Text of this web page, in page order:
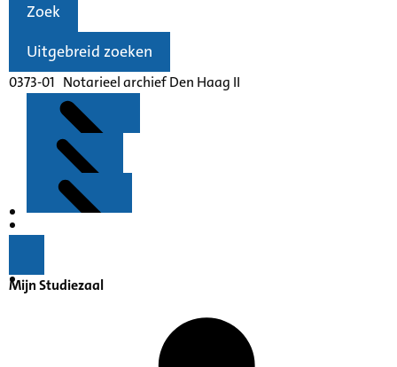
Zoek
Uitgebreid zoeken
0373-01 Notarieel archief Den Haag II
Inventaris
Mijn Studiezaal